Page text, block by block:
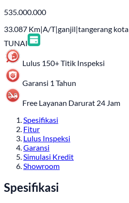
535.000.000
33.087 Km|A/T|ganjil|tangerang kota
TUNAI
Lulus 150+ Titik Inspeksi
Garansi 1 Tahun
Free Layanan Darurat 24 Jam
Spesifikasi
Fitur
Lulus Inspeksi
Garansi
Simulasi Kredit
Showroom
Spesifikasi